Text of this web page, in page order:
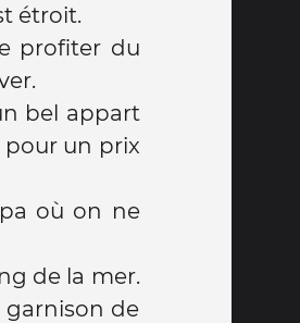
étroit.
profiter du
bel appart
pour un prix
où on ne
de la mer.
de